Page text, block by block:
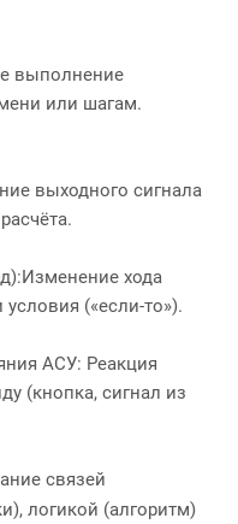
выполнение
или шагам.
выходного сигнала
хода
(«если-то»).
АСУ: Реакция
(кнопка, сигнал из
связей
логикой (алгоритм)